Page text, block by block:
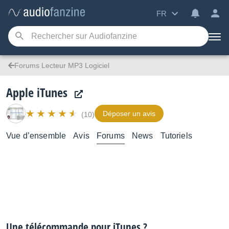
FR
Forums Lecteur MP3 Logiciel
Apple iTunes
(10) Déposer un avis
Vue d’ensemble Avis Forums News Tutoriels